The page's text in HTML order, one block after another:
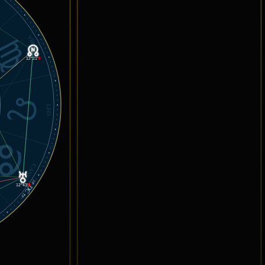
10°
DC
24'
CÁNCER
LEO
VIRGO
12°43'℞
12°21'℞